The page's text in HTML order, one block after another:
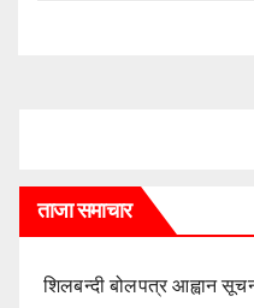
ताजा समाचार
शिलबन्दी बोलपत्र आह्वान